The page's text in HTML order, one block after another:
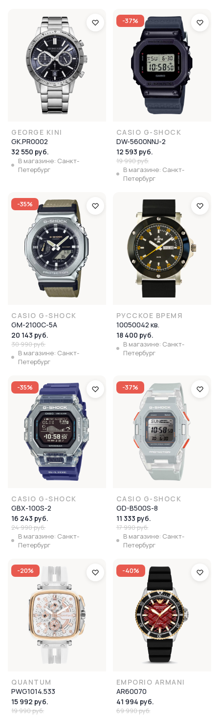
GEORGE KINI
GK.PR0002
32 550 руб.
В магазине: Санкт-
Петербург
-37%
CASIO G-SHOCK
DW-5600NNJ-2
12 593 руб.
19 990 руб.
В магазине: Санкт-
Петербург
-35%
CASIO G-SHOCK
GM-2100C-5A
20 143 руб.
30 990 руб.
В магазине: Санкт-
Петербург
РУССКОЕ ВРЕМЯ
10050042 кв.
18 400 руб.
В магазине: Санкт-
Петербург
-35%
CASIO G-SHOCK
GBX-100S-2
16 243 руб.
24 990 руб.
В магазине: Санкт-
Петербург
-37%
CASIO G-SHOCK
GD-B500S-8
11 333 руб.
17 990 руб.
В магазине: Санкт-
Петербург
-20%
QUANTUM
PWG1014.533
15 992 руб.
19 990 руб.
-40%
EMPORIO ARMANI
AR60070
41 994 руб.
69 990 руб.